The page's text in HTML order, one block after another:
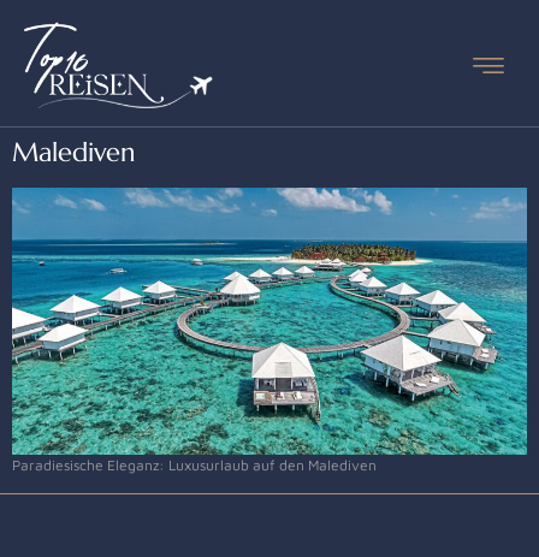
Malediven
Paradiesische Eleganz: Luxusurlaub auf den Malediven